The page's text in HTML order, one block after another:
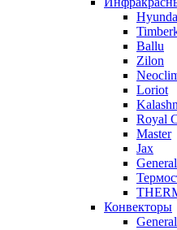
Ballu
Zilon
Loriot
Royal
Master
Jax
Конвекторы